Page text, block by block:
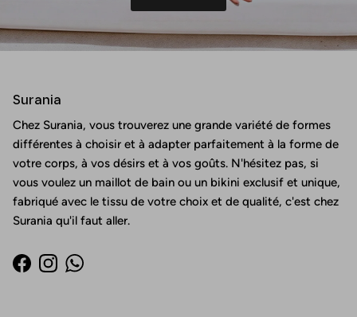
Surania
Chez Surania, vous trouverez une grande variété de formes
différentes à choisir et à adapter parfaitement à la forme de
votre corps, à vos désirs et à vos goûts. N'hésitez pas, si
vous voulez un maillot de bain ou un bikini exclusif et unique,
fabriqué avec le tissu de votre choix et de qualité, c'est chez
Surania qu'il faut aller.
Facebook
InstagramWhatsApp